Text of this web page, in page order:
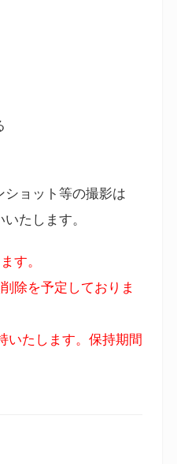
ョット等の撮影は
たします。
す。
除を予定しておりま
いたします。保持期間